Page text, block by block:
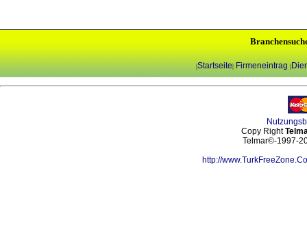
|Startseite| Firmeneintrag |
Copy Right
Telmar©-1997-
http://